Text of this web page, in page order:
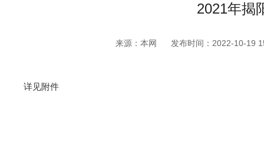
2021年揭
来源：本网 发布时间：2022-10-19
详见附件